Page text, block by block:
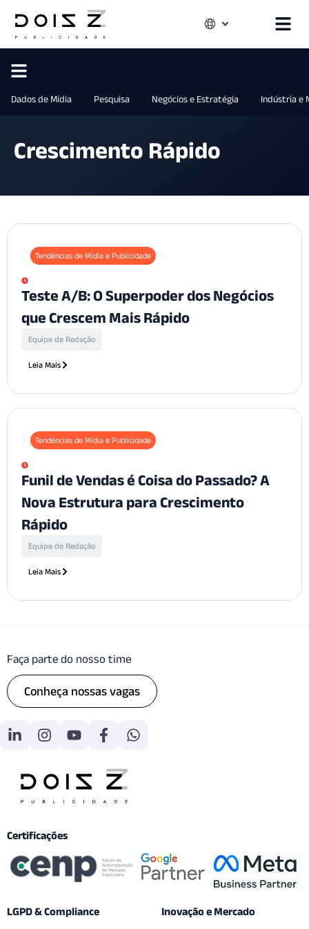
Dados de Mídia Pesquisa Negócios e Estratégia Indústria e
Crescimento Rápido
Tendências de Mídia e Publicidade
Teste A/B: O Superpoder dos Negócios
que Crescem Mais Rápido
Equipe de Redação
Leia Mais
Tendências de Mídia e Publicidade
Funil de Vendas é Coisa do Passado? A
Nova Estrutura para Crescimento
Rápido
Equipe de Redação
Leia Mais
Faça parte do nosso time
Conheça nossas vagas
Certificações
LGPD & Compliance Inovação e Mercado